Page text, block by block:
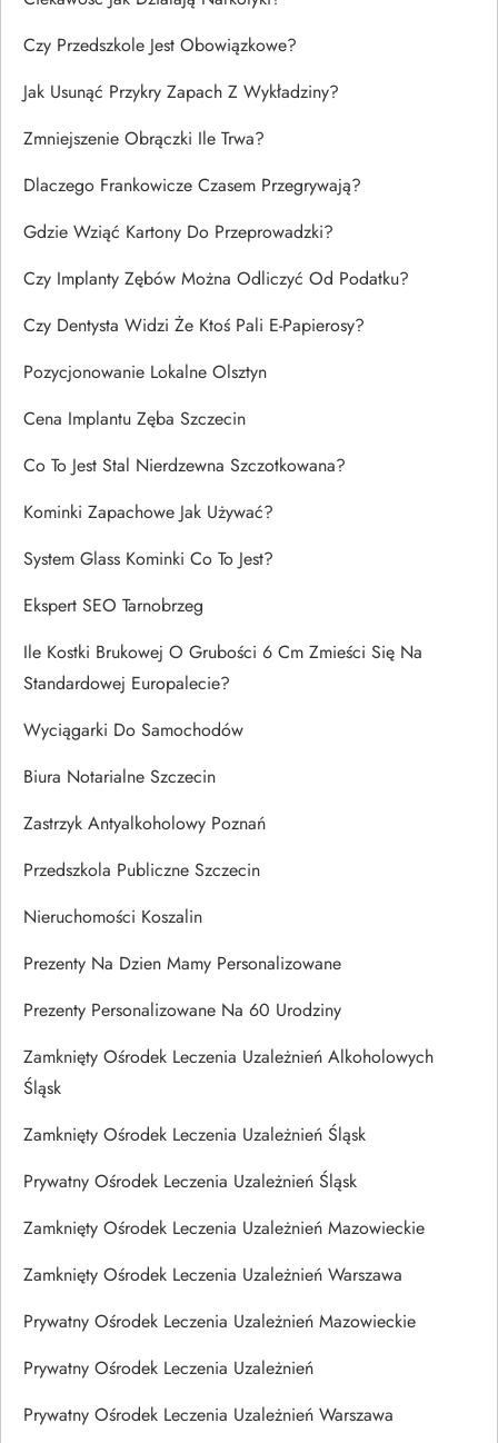
Czy Przedszkole Jest Obowiązkowe?
Jak Usunąć Przykry Zapach Z Wykładziny?
Zmniejszenie Obrączki Ile Trwa?
Dlaczego Frankowicze Czasem Przegrywają?
Gdzie Wziąć Kartony Do Przeprowadzki?
Czy Implanty Zębów Można Odliczyć Od Podatku?
Czy Dentysta Widzi Że Ktoś Pali E-Papierosy?
Pozycjonowanie Lokalne Olsztyn
Cena Implantu Zęba Szczecin
Co To Jest Stal Nierdzewna Szczotkowana?
Kominki Zapachowe Jak Używać?
System Glass Kominki Co To Jest?
Ekspert SEO Tarnobrzeg
Ile Kostki Brukowej O Grubości 6 Cm Zmieści Się Na
Standardowej Europalecie?
Wyciągarki Do Samochodów
Biura Notarialne Szczecin
Zastrzyk Antyalkoholowy Poznań
Przedszkola Publiczne Szczecin
Nieruchomości Koszalin
Prezenty Na Dzien Mamy Personalizowane
Prezenty Personalizowane Na 60 Urodziny
Zamknięty Ośrodek Leczenia Uzależnień Alkoholowych
Śląsk
Zamknięty Ośrodek Leczenia Uzależnień Śląsk
Prywatny Ośrodek Leczenia Uzależnień Śląsk
Zamknięty Ośrodek Leczenia Uzależnień Mazowieckie
Zamknięty Ośrodek Leczenia Uzależnień Warszawa
Prywatny Ośrodek Leczenia Uzależnień Mazowieckie
Prywatny Ośrodek Leczenia Uzależnień
Prywatny Ośrodek Leczenia Uzależnień Warszawa